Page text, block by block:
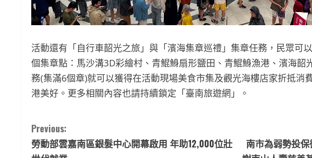
活動還有「自行車韶光之旅」與「濱海集章巡禮」集章任務，民眾可
個集章點：馬沙溝3D彩繪村、青鯤鯓扇形鹽田、青鯤鯓漁港、濱海
務(集滿6個章)就可以獲得在活動現場美食市集及觀光海樓店家折抵消
港美好。更多相關內容也請持續鎖定「臺南旅遊網」。
C
o
Previous:
勞動部雲嘉南區銀髮中心開幕啟用 年助12,000位壯
南市為弱勢投